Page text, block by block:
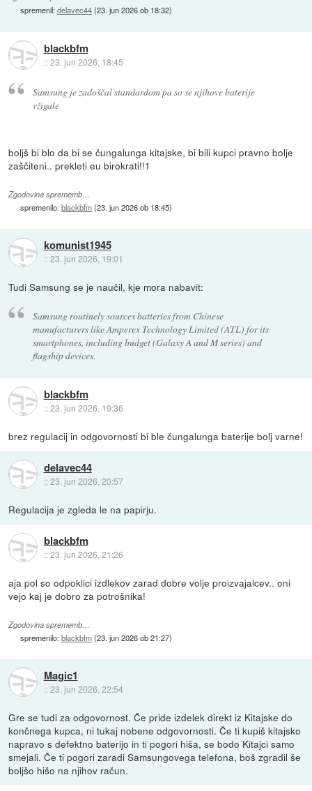
spremenil:delavec44(23. jun 2026 ob 18:32)
blackbfm
::23. jun 2026, 18:45
Samsung je zadoščal standardom pa so se njihove baterije
vžigale
boljš bi blo da bi se čungalunga kitajske, bi bili kupci pravno bolje
zaščiteni.. prekleti eu birokrati!!1
Zgodovina sprememb…
spremenilo:blackbfm(23. jun 2026 ob 18:45)
komunist1945
::23. jun 2026, 19:01
Tudi Samsung se je naučil, kje mora nabavit:
Samsung routinely sources batteries from Chinese
manufacturers like Amperex Technology Limited (ATL) for its
smartphones, including budget (Galaxy A and M series) and
flagship devices.
blackbfm
::23. jun 2026, 19:36
brez regulacij in odgovornosti bi ble čungalunga baterije bolj varne!
delavec44
::23. jun 2026, 20:57
Regulacija je zgleda le na papirju.
blackbfm
::23. jun 2026, 21:26
aja pol so odpoklici izdlekov zarad dobre volje proizvajalcev.. oni
vejo kaj je dobro za potrošnika!
Zgodovina sprememb…
spremenilo:blackbfm(23. jun 2026 ob 21:27)
Magic1
::23. jun 2026, 22:54
Gre se tudi za odgovornost. Če pride izdelek direkt iz Kitajske do
končnega kupca, ni tukaj nobene odgovornosti. Če ti kupiš kitajsko
napravo s defektno baterijo in ti pogori hiša, se bodo Kitajci samo
smejali. Če ti pogori zaradi Samsungovega telefona, boš zgradil še
boljšo hišo na njihov račun.